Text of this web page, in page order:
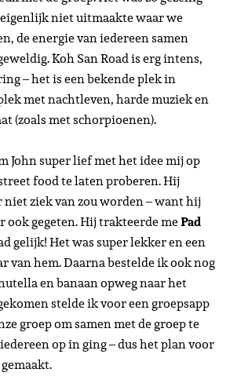
niet uitmaakte waar we
de energie van iedereen samen
Koh San Road is erg intens,
– het is een bekende plek in
met nachtleven, harde muziek en
(zoals met schorpioenen).
John super lief met het idee mij op
food te laten proberen. Hij
niet ziek van zou worden – want hij
ook gegeten. Hij trakteerde mePad
gelijk! Het was super lekker en een
van hem. Daarna bestelde ik ook nog
en banaan opweg naar het
stelde ik voor een groepsapp
groep om samen met de groep te
op in ging – dus het plan voor